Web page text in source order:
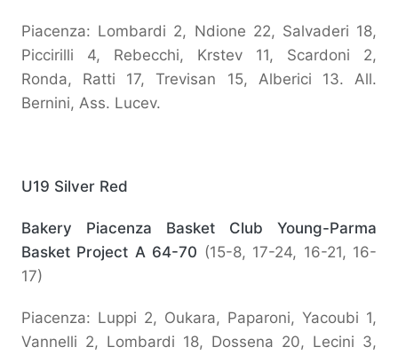
Piacenza: Lombardi 2, Ndione 22, Salvaderi 18,
Piccirilli 4, Rebecchi, Krstev 11, Scardoni 2,
Ronda, Ratti 17, Trevisan 15, Alberici 13. All.
Bernini, Ass. Lucev.
U19 Silver Red
Bakery Piacenza Basket Club Young-Parma
Basket Project A 64-70 (15-8, 17-24, 16-21, 16-
17)
Piacenza: Luppi 2, Oukara, Paparoni, Yacoubi 1,
Vannelli 2, Lombardi 18, Dossena 20, Lecini 3,